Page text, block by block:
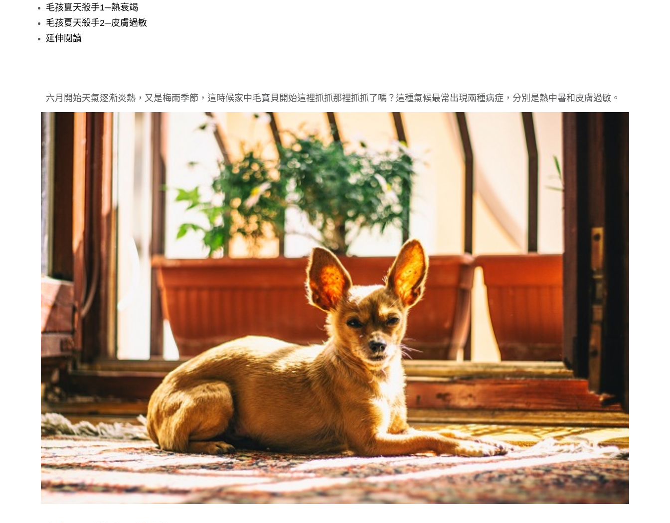
毛孩夏天殺手1─熱衰竭
毛孩夏天殺手2─皮膚過敏
延伸閱讀
六月開始天氣逐漸炎熱，又是梅雨季節，這時候家中毛寶貝開始這裡抓抓那裡抓抓了嗎？這種氣候最常出現兩種病症，分別是熱中暑和皮膚過敏。